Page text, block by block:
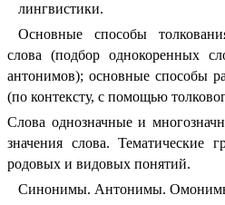
лингвистики.
Основные способы
слова (подбор однокоренных
антонимов); основные способы
(по контексту, с помощью
Слова однозначные и
значения слова. Тематические
родовых и видовых понятий.
Синонимы. Антонимы.